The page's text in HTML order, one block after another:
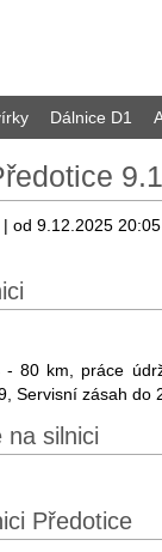
Dálnice D1
| od 9.12.2025
80 km, práce
Servisní zásah do
na silnici
Předotice